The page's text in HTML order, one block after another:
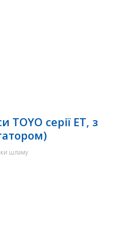
серії ET, з
шламу